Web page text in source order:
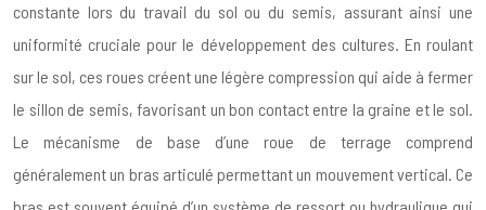
constante lors du travail du sol ou du semis, assurant ainsi une
uniformité cruciale pour le développement des cultures. En roulant
sur le sol, ces roues créent une légère compression qui aide à fermer
le sillon de semis, favorisant un bon contact entre la graine et le sol.
Le mécanisme de base d’une roue de terrage comprend
généralement un bras articulé permettant un mouvement vertical. Ce